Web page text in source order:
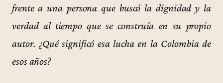
frente a una persona que buscó la dignidad y la
verdad al tiempo que se construía en su propio
autor. ¿Qué significó esa lucha en la Colombia de
esos años?